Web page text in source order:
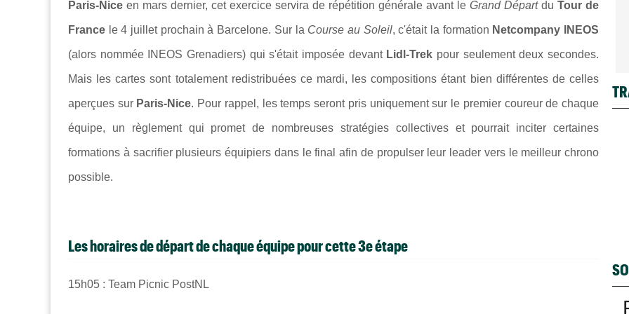
Paris-Nice en mars dernier, cet exercice servira de répétition générale avant le Grand Départdu Tour de
France le 4 juillet prochain à Barcelone. Sur la Course au Soleil, c'était la formation Netcompany INEOS
(alors nommée INEOS Grenadiers) qui s'était imposée devant Lidl-Trek pour seulement deux secondes.
Mais les cartes sont totalement redistribuées ce mardi, les compositions étant bien différentes de celles
aperçues sur Paris-Nice. Pour rappel, les temps seront pris uniquement sur le premier coureur de chaque
équipe, un règlement qui promet de nombreuses stratégies collectives et pourrait inciter certaines
formations à sacrifier plusieurs équipiers dans le final afin de propulser leur leader vers le meilleur chrono
possible.
Les horaires de départ de chaque équipe pour cette 3e étape
15h05 : Team Picnic PostNL